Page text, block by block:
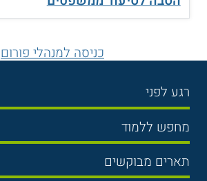
כניסה למנהלי פורום
רגע לפני
בחירת לימודים
תנאי קבלה
שכר לימוד
מחפש ללמוד
תואר ראשון
תארים מבוקשים